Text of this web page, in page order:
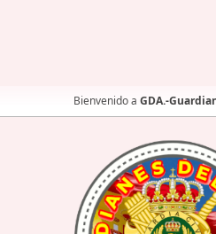
Bienvenido a GDA.-